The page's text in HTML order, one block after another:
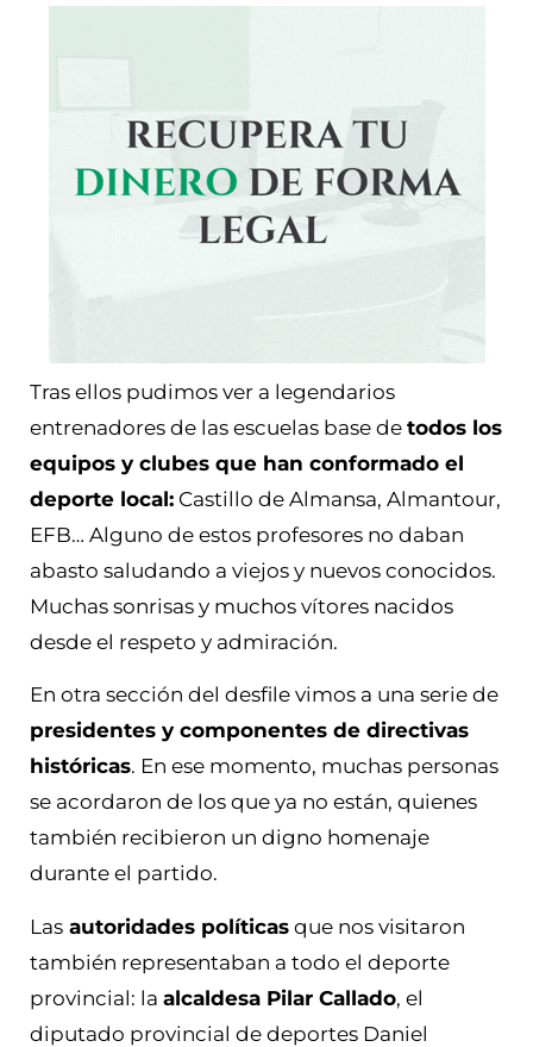
Tras ellos pudimos ver a legendarios
entrenadores de las escuelas base de todos los
equipos y clubes que han conformado el
deporte local: Castillo de Almansa, Almantour,
EFB… Alguno de estos profesores no daban
abasto saludando a viejos y nuevos conocidos.
Muchas sonrisas y muchos vítores nacidos
desde el respeto y admiración.
En otra sección del desfile vimos a una serie de
presidentes y componentes de directivas
históricas. En ese momento, muchas personas
se acordaron de los que ya no están, quienes
también recibieron un digno homenaje
durante el partido.
Las autoridades políticas que nos visitaron
también representaban a todo el deporte
provincial: la alcaldesa Pilar Callado, el
diputado provincial de deportes Daniel